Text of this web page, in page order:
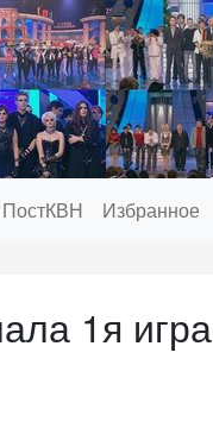
ПостКВН Избранное
1я игра